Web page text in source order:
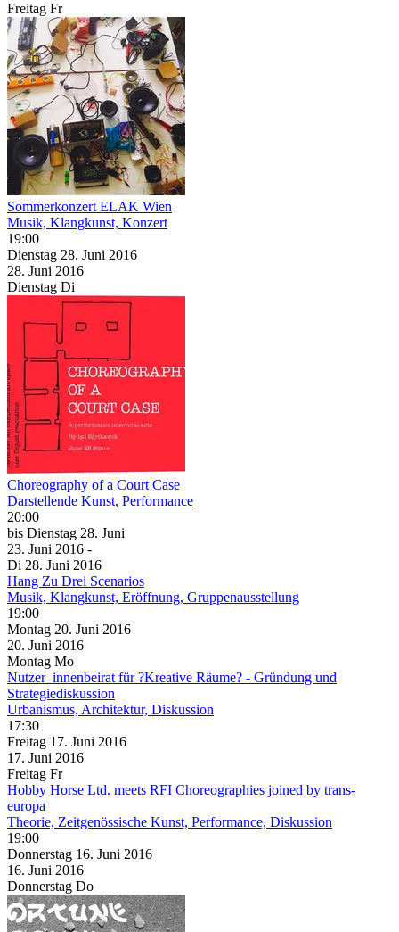
Freitag Fr
Sommerkonzert ELAK Wien
Musik, Klangkunst, Konzert
19:00
Dienstag 28. Juni 2016
28. Juni 2016
Dienstag Di
Choreography of a Court Case
Darstellende Kunst, Performance
20:00
bis Dienstag 28. Juni
23. Juni 2016 -
Di 28. Juni 2016
Hang Zu Drei Scenarios
Musik, Klangkunst, Eröffnung, Gruppenausstellung
19:00
Montag 20. Juni 2016
20. Juni 2016
Montag Mo
Nutzer_innenbeirat für ?Kreative Räume? - Gründung und
Strategiediskussion
Urbanismus, Architektur, Diskussion
17:30
Freitag 17. Juni 2016
17. Juni 2016
Freitag Fr
Hobby Horse Ltd. meets RFI Choreographies joined by trans-
europa
Theorie, Zeitgenössische Kunst, Performance, Diskussion
19:00
Donnerstag 16. Juni 2016
16. Juni 2016
Donnerstag Do